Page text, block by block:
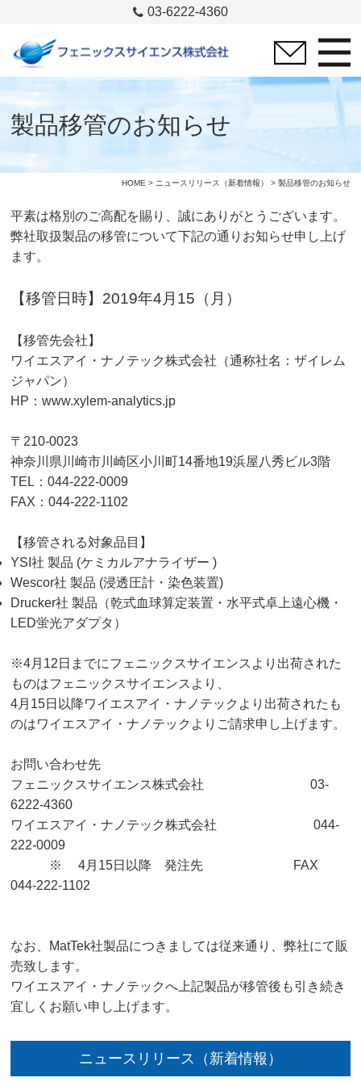
03-6222-4360
製品移管のお知らせ
HOME > ニュースリリース（新着情報） > 製品移管のお知らせ
平素は格別のご高配を賜り、誠にありがとうございます。
弊社取扱製品の移管について下記の通りお知らせ申し上げ
ます。
【移管日時】2019年4月15（月）
【移管先会社】
ワイエスアイ・ナノテック株式会社（通称社名：ザイレム
ジャパン）
HP：www.xylem-analytics.jp
〒210-0023
神奈川県川崎市川崎区小川町14番地19浜屋八秀ビル3階
TEL：044-222-0009
FAX：044-222-1102
【移管される対象品目】
YSI社 製品 (ケミカルアナライザー )
Wescor社 製品 (浸透圧計・染色装置)
Drucker社 製品（乾式血球算定装置・水平式卓上遠心機・
LED蛍光アダプタ）
※4月12日までにフェニックスサイエンスより出荷された
ものはフェニックスサイエンスより、
4月15日以降ワイエスアイ・ナノテックより出荷されたも
のはワイエスアイ・ナノテックよりご請求申し上げます。
お問い合わせ先
フェニックスサイエンス株式会社 03-
6222-4360
ワイエスアイ・ナノテック株式会社 044-
222-0009
※ 4月15日以降 発注先 FAX
044-222-1102
なお、MatTek社製品につきましては従来通り、弊社にて販
売致します。
ワイエスアイ・ナノテックへ上記製品が移管後も引き続き
宜しくお願い申し上げます。
ニュースリリース（新着情報）